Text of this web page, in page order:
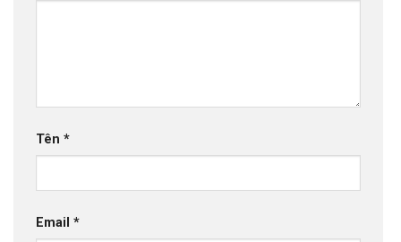
Tên *
Email *